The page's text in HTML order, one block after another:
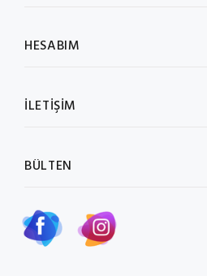
HESABIM
İLETİŞİM
BÜLTEN